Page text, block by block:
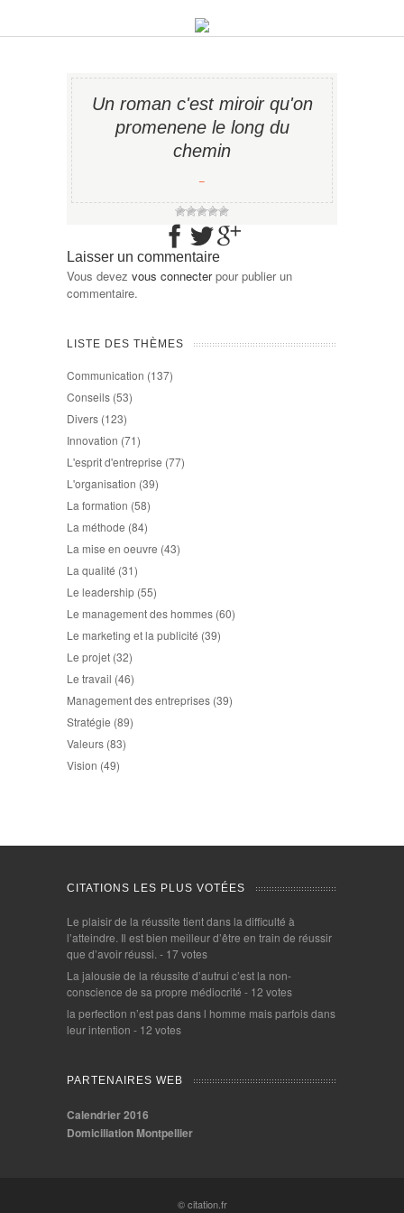
Un roman c'est miroir qu'on
promenene le long du
chemin
−
Laisser un commentaire
Vous devez vous connecterpour publier un
commentaire.
LISTE DES THÈMES
Communication (137)
Conseils (53)
Divers (123)
Innovation (71)
L'esprit d'entreprise (77)
L'organisation (39)
La formation (58)
La méthode (84)
La mise en oeuvre (43)
La qualité (31)
Le leadership (55)
Le management des hommes (60)
Le marketing et la publicité (39)
Le projet (32)
Le travail (46)
Management des entreprises (39)
Stratégie (89)
Valeurs (83)
Vision (49)
CITATIONS LES PLUS VOTÉES
Le plaisir de la réussite tient dans la difficulté à
l’atteindre. Il est bien meilleur d’être en train de réussir
que d’avoir réussi. - 17 votes
La jalousie de la réussite d’autrui c’est la non-
conscience de sa propre médiocrité - 12 votes
la perfection n’est pas dans l homme mais parfois dans
leur intention - 12 votes
PARTENAIRES WEB
Calendrier 2016
Domiciliation Montpellier
© citation.fr